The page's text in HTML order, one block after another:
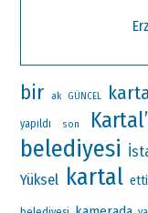
bir ak GÜNCEL
yapıldı son
belediyesi
Yüksel kartal etti